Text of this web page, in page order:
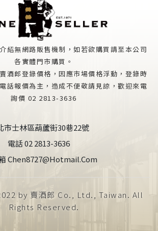
紹無網路販售機制，如若欲購買請至本公司
各實體門市購買。
酒郎登錄價格，因應市場價格浮動，登錄時
話報價為主，造成不便敬請見諒，歡迎來電
詢價 02 2813-3636
市士林區葫蘆街30巷22號
電話 02 2813-3636
Chen8727@hotmail.com
by 賣酒郎 Co., Ltd., Taiwan. All
Rights Reserved.